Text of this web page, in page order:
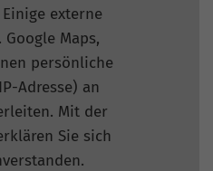
externe
Google Maps,
persönliche
Adresse) an
Mit der
Sie sich